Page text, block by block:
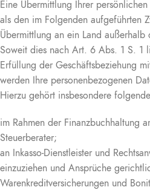
Eine Übermittlung Ihrer
als den im Folgenden aufgeführten
Übermittlung an ein Land außerhalb
Soweit dies nach Art. 6 Abs. 1 S.
Erfüllung der Geschäftsbeziehung
werden Ihre personenbezogenen
Hierzu gehört insbesondere
im Rahmen der Finanzbuchhaltung
Steuerberater;
an Inkasso-Dienstleister und
einzuziehen und Ansprüche
Warenkreditversicherungen und